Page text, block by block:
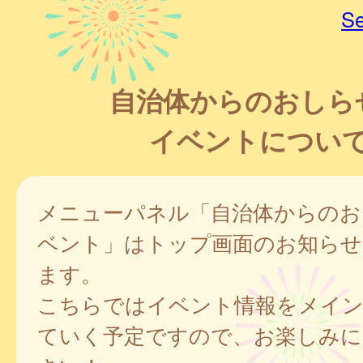
自治体からのおし
イベントについ
メニューパネル「自治体からの
ベント」はトップ画面のお知ら
ます。
こちらではイベント情報をメイ
ていく予定ですので、お楽しみ